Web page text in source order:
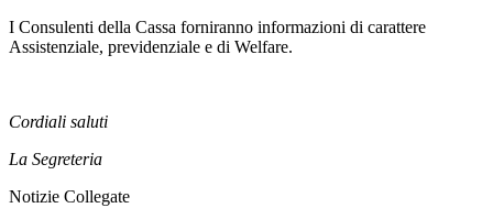
I Consulenti della Cassa forniranno informazioni di carattere
Assistenziale, previdenziale e di Welfare.
Cordiali saluti
La Segreteria
Notizie Collegate